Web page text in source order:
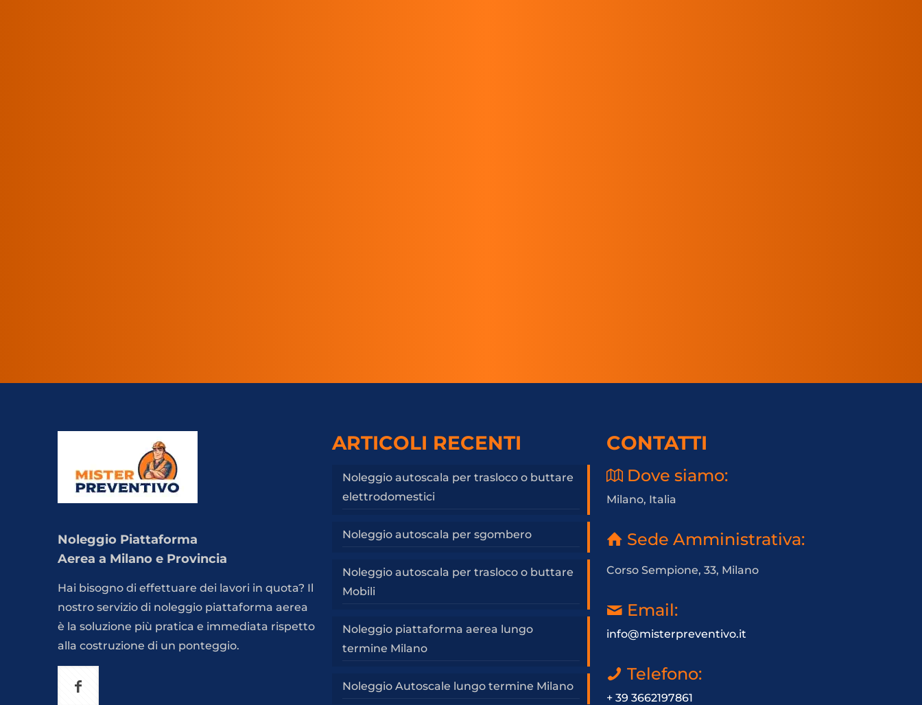
Noleggio Piattaforma
Aerea a Milano e Provincia
Hai bisogno di effettuare dei lavori in quota? Il
nostro servizio di noleggio piattaforma aerea
è la soluzione più pratica e immediata rispetto
alla costruzione di un ponteggio.
ARTICOLI RECENTI
Noleggio autoscala per trasloco o buttare
elettrodomestici
Noleggio autoscala per sgombero
Noleggio autoscala per trasloco o buttare
Mobili
Noleggio piattaforma aerea lungo
termine Milano
Noleggio Autoscale lungo termine Milano
CONTATTI
Dove siamo:
Milano, Italia
Sede Amministrativa:
Corso Sempione, 33, Milano
Email:
info@misterpreventivo.it
Telefono:
+ 39 3662197861